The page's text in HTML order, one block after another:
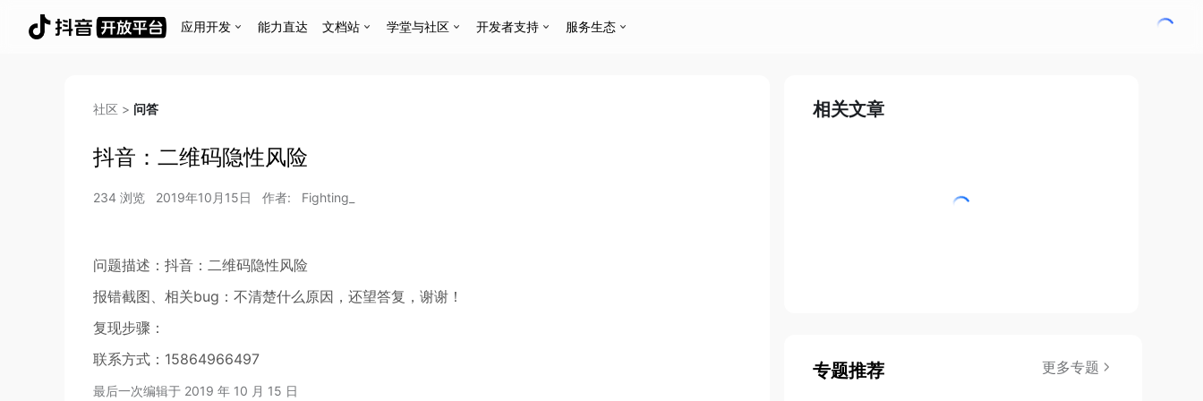
应用开发 能力直达 文档站 学堂与社区 开发者支持 服务生态
社区 > 问答
抖音：二维码隐性风险
234 浏览 2019年10月15日 作者: Fighting_
问题描述：抖音：二维码隐性风险
报错截图、相关bug：不清楚什么原因，还望答复，谢谢！
复现步骤：
联系方式：15864966497
最后一次编辑于 2019 年 10 月 15 日
相关文章
专题推荐 更多专题